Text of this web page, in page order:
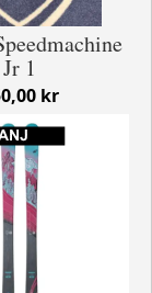
Jr 1
kr